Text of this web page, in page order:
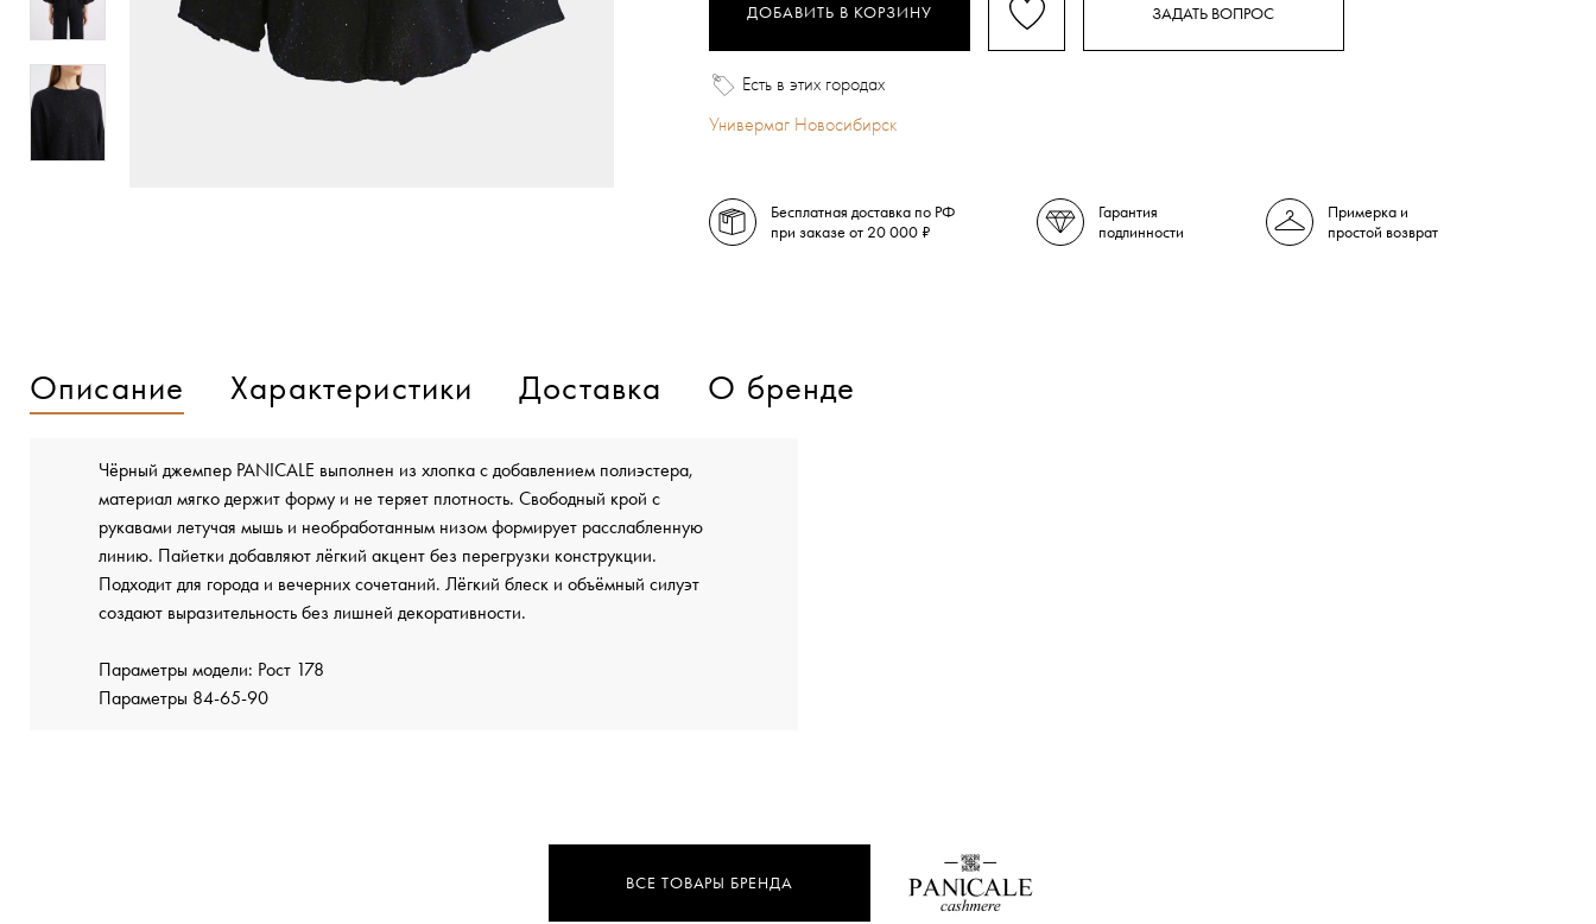
ДОБАВИТЬ В КОРЗИНУ ЗАДАТЬ ВОПРОС
Есть в этих городах
Универмаг Новосибирск
Бесплатная доставка по РФ
при заказе от 20 000 ₽
Гарантия
подлинности
Примерка и
простой возврат
Описание Характеристики Доставка О бренде
Чёрный джемпер PANICALE выполнен из хлопка с добавлением полиэстера,
материал мягко держит форму и не теряет плотность. Свободный крой с
рукавами летучая мышь и необработанным низом формирует расслабленную
линию. Пайетки добавляют лёгкий акцент без перегрузки конструкции.
Подходит для города и вечерних сочетаний. Лёгкий блеск и объёмный силуэт
создают выразительность без лишней декоративности.
Параметры модели: Рост 178
Параметры 84-65-90
ВСЕ ТОВАРЫ БРЕНДА